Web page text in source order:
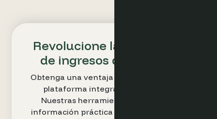
Revolucione la estrategia
de ingresos de su hotel
Obtenga una ventaja competitiva con la
plataforma integral de Optimand.
Nuestras herramientas intuitivas e
información práctica le permiten tomar